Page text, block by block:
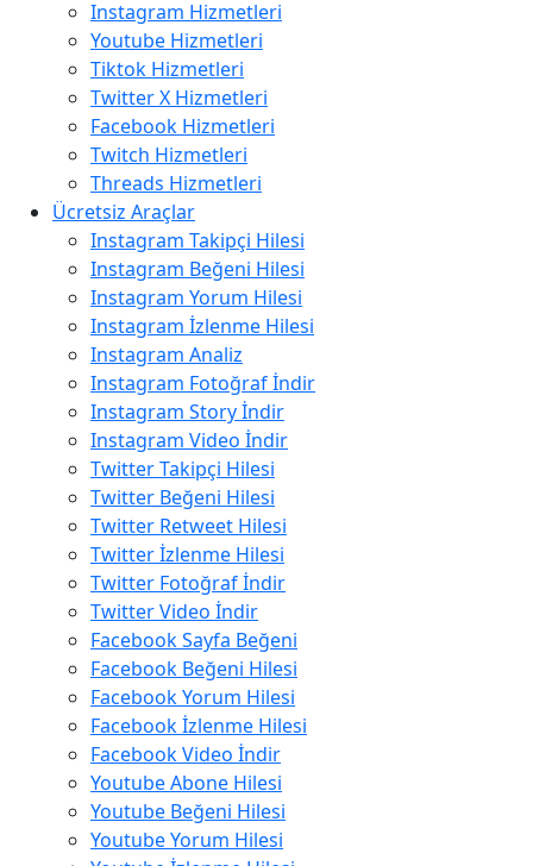
Instagram Hizmetleri
Youtube Hizmetleri
Tiktok Hizmetleri
Twitter X Hizmetleri
Facebook Hizmetleri
Twitch Hizmetleri
Threads Hizmetleri
Ücretsiz Araçlar
Instagram Takipçi Hilesi
Instagram Beğeni Hilesi
Instagram Yorum Hilesi
Instagram İzlenme Hilesi
Instagram Analiz
Instagram Fotoğraf İndir
Instagram Story İndir
Instagram Video İndir
Twitter Takipçi Hilesi
Twitter Beğeni Hilesi
Twitter Retweet Hilesi
Twitter İzlenme Hilesi
Twitter Fotoğraf İndir
Twitter Video İndir
Facebook Sayfa Beğeni
Facebook Beğeni Hilesi
Facebook Yorum Hilesi
Facebook İzlenme Hilesi
Facebook Video İndir
Youtube Abone Hilesi
Youtube Beğeni Hilesi
Youtube Yorum Hilesi